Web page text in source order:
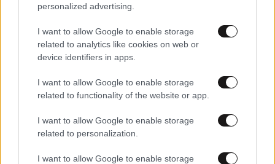
personalized advertising.
I want to allow Google to enable storage
related to analytics like cookies on web or
device identifiers in apps.
I want to allow Google to enable storage
related to functionality of the website or app.
I want to allow Google to enable storage
related to personalization.
I want to allow Google to enable storage
TRENDING